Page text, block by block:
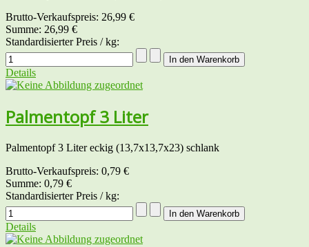
Brutto-Verkaufspreis: 26,99 €
Summe: 26,99 €
Standardisierter Preis / kg:
Details
Palmentopf 3 Liter
Palmentopf 3 Liter eckig (13,7x13,7x23) schlank
Brutto-Verkaufspreis: 0,79 €
Summe: 0,79 €
Standardisierter Preis / kg:
Details